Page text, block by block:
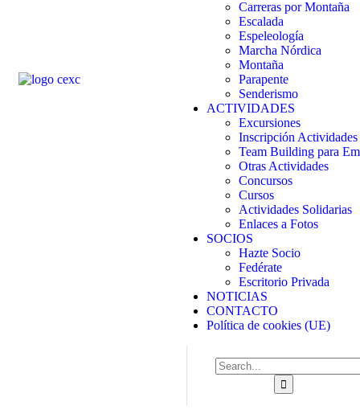
Carreras por Montaña
Escalada
Espeleología
Marcha Nórdica
Montaña
Parapente
Senderismo
ACTIVIDADES
Excursiones
Inscripción Actividades
Team Building para
Otras Actividades
Concursos
Cursos
Actividades Solidarias
Enlaces a Fotos
SOCIOS
Hazte Socio
Fedérate
Escritorio Privada
NOTICIAS
CONTACTO
Política de cookies (UE)